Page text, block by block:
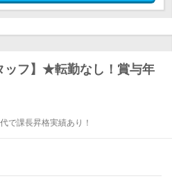
ッフ】★転勤なし！賞与年
で課長昇格実績あり！